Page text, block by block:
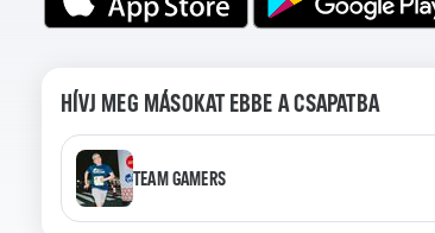
HÍVJ MEG MÁSOKAT EBBE A CSAPATBA
TEAM GAMERS